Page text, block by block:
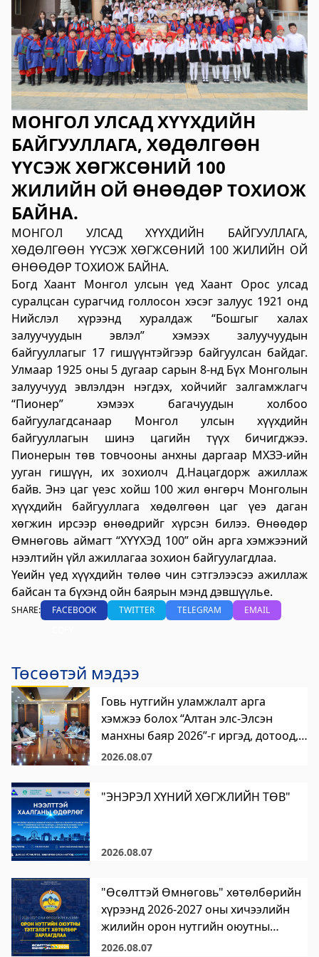
2023-06-06 14:53:59
Дэлгэрэнгүй
Булган аймгийн Нийгмийн даатгалын
хэлтэс
2023-06-06 14:50:54
Дэлгэрэнгүй
Өвөрхангай аймгийн цагдаагийн газар
2023-06-06 14:46:41
Дэлгэрэнгүй
Булган аймгийн Засаг Даргын Тамгын
газар
2023-06-06 14:41:13
Дэлгэрэнгүй
Дорноговь аймаг дахь Төрийн цахим
үйлчилгээний "ХУРДАН" төв
2023-06-06 13:37:31
Дэлгэрэнгүй
Говьсүмбэр аймаг дахь Төрийн цахим
үйлчилгээний хэлтэс
2023-06-05 22:55:03
Дэлгэрэнгүй
Хөдөлмөр, халамжийн үйлчилгээний
газар
2023-06-06 06:47:28
Дэлгэрэнгүй
Улсын бүртгэлийн хэлтэс
2023-06-06 06:41:23
2023-06-06 06:38:02
Дэлгэрэнгүй
Хөвсгөл аймгийн Ус цаг уур орчны
шинжилгээний төв
Дэлгэрэнгүй
Сод Эрдэм Сургууль-Sod Erdem School
2024-09-02 01:18:58
Дэлгэрэнгүй
Хөвсгөл аймгийн Боловсрол, шинжлэх
ухааны газар
2024-08-26 03:23:18
Дэлгэрэнгүй
МОНГОЛ УЛСАД ХҮҮХДИЙН
БАЙГУУЛЛАГА, ХӨДӨЛГӨӨН
ҮҮСЭЖ ХӨГЖСӨНИЙ 100
ЖИЛИЙН ОЙ ӨНӨӨДӨР ТОХИОЖ
БАЙНА.
МОНГОЛ УЛСАД ХҮҮХДИЙН БАЙГУУЛЛАГА,
ХӨДӨЛГӨӨН ҮҮСЭЖ ХӨГЖСӨНИЙ 100 ЖИЛИЙН ОЙ
ӨНӨӨДӨР ТОХИОЖ БАЙНА.
Богд Хаант Монгол улсын үед Хаант Орос улсад
суралцсан сурагчид голлосон хэсэг залуус 1921 онд
Нийслэл хүрээнд хуралдаж “Бошгыг халах
залуучуудын эвлэл” хэмээх залуучуудын
байгууллагыг 17 гишүүнтэйгээр байгуулсан байдаг.
Улмаар 1925 оны 5 дугаар сарын 8-нд Бүх Монголын
залуучууд эвлэлдэн нэгдэх, хойчийг залгамжлагч
“Пионер” хэмээх багачуудын холбоо
байгуулагдсанаар Монгол улсын хүүхдийн
байгууллагын шинэ цагийн түүх бичигджээ.
Пионерын төв товчооны анхны даргаар МХЗЭ-ийн
ууган гишүүн, их зохиолч Д.Нацагдорж ажиллаж
байв. Энэ цаг үеэс хойш 100 жил өнгөрч Монголын
хүүхдийн байгууллага хөдөлгөөн цаг үеэ даган
хөгжин ирсээр өнөөдрийг хүрсэн билээ. Өнөөдөр
Өмнөговь аймагт “ХҮҮХЭД 100” ойн арга хэмжээний
нээлтийн үйл ажиллагаа зохион байгуулагдлаа.
Үеийн үед хүүхдийн төлөө чин сэтгэлээсээ ажиллаж
байсан та бүхэнд ойн баярын мэнд дэвшүүлье.
SHARE: FACEBOOK TWITTER TELEGRAM
EMAIL
Төсөөтэй мэдээ
Говь нутгийн уламжлалт арга
хэмжээ болох “Алтан элс-Элсэн
манхны баяр 2026”-г иргэд, дотоод,
гадаадын жуулчдад ая тухтай,
бэлтгэл ажлыг эрчимжүүлэх хүрээнд
зохион байгуулах ажлын хэсэг
2026.08.07
"ЭНЭРЭЛ ХҮНИЙ ХӨГЖЛИЙН ТӨВ"
2026.08.07
"Өсөлттэй Өмнөговь" хөтөлбөрийн
хүрээнд 2026-2027 оны хичээлийн
жилийн орон нутгийн оюутны
сургалтын төлбөрийн тэтгэлэгт
2026.08.07